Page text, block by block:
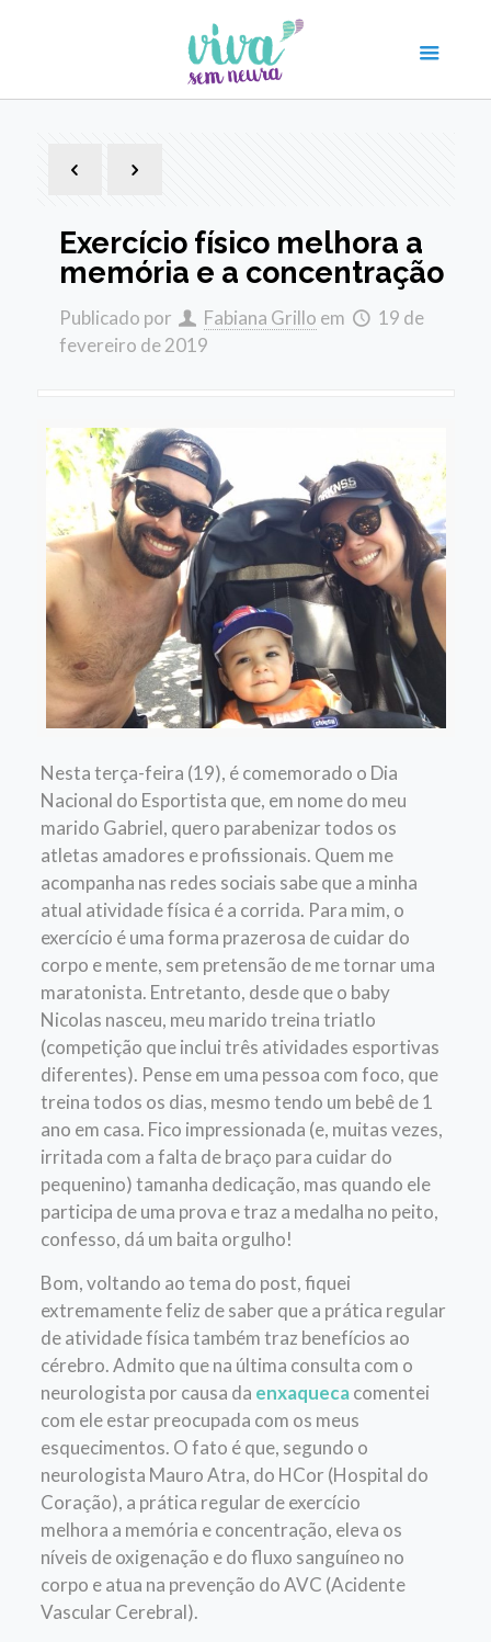
Exercício físico melhora a
memória e a concentração
Publicado por Fabiana Grillo em
19 de
fevereiro de 2019
Nesta terça-feira (19), é comemorado o Dia
Nacional do Esportista que, em nome do meu
marido Gabriel, quero parabenizar todos os
atletas amadores e profissionais. Quem me
acompanha nas redes sociais sabe que a minha
atual atividade física é a corrida. Para mim, o
exercício é uma forma prazerosa de cuidar do
corpo e mente, sem pretensão de me tornar uma
maratonista. Entretanto, desde que o baby
Nicolas nasceu, meu marido treina triatlo
(competição que inclui três atividades esportivas
diferentes). Pense em uma pessoa com foco, que
treina todos os dias, mesmo tendo um bebê de 1
ano em casa. Fico impressionada (e, muitas vezes,
irritada com a falta de braço para cuidar do
pequenino) tamanha dedicação, mas quando ele
participa de uma prova e traz a medalha no peito,
confesso, dá um baita orgulho!
Bom, voltando ao tema do post, fiquei
extremamente feliz de saber que a prática regular
de atividade física também traz benefícios ao
cérebro. Admito que na última consulta com o
neurologista por causa da enxaquecacomentei
com ele estar preocupada com os meus
esquecimentos. O fato é que, segundo o
neurologista Mauro Atra, do HCor (Hospital do
Coração), a prática regular de exercício
melhora a memória e concentração, eleva os
níveis de oxigenação e do fluxo sanguíneo no
corpo e atua na prevenção do AVC (Acidente
Vascular Cerebral).